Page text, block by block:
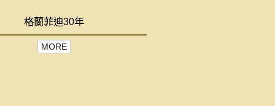
格蘭菲迪30年
MORE